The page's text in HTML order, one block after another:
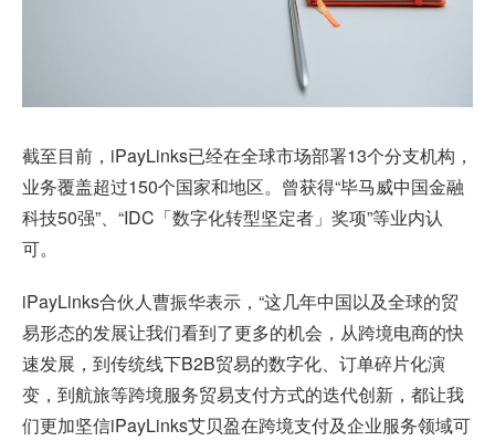
截至目前，iPayLinks已经在全球市场部署13个分支机构，
业务覆盖超过150个国家和地区。曾获得“毕马威中国金融
科技50强”、“IDC「数字化转型坚定者」奖项”等业内认
可。
iPayLinks合伙人曹振华表示，“这几年中国以及全球的贸
易形态的发展让我们看到了更多的机会，从跨境电商的快
速发展，到传统线下B2B贸易的数字化、订单碎片化演
变，到航旅等跨境服务贸易支付方式的迭代创新，都让我
们更加坚信iPayLinks艾贝盈在跨境支付及企业服务领域可